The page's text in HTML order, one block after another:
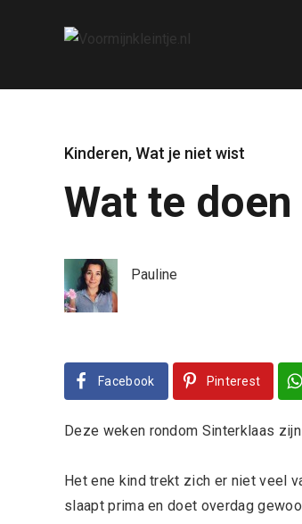
Kinderen,Wat je niet wist
Wat te
Pauline
Facebook Pinterest
Deze weken rondom Sinterklaas
Het ene kind trekt zich er niet veel
slaapt prima en doet overdag